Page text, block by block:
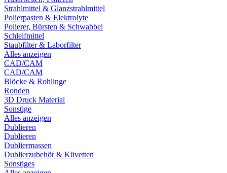
Strahlmittel & Glanzstrahlmittel
Polierpasten & Elektrolyte
Polierer, Bürsten & Schwabbel
Schleifmittel
Staubfilter & Laborfilter
Alles anzeigen
CAD/CAM
CAD/CAM
Blöcke & Rohlinge
Ronden
3D Druck Material
Sonstige
Alles anzeigen
Dublieren
Dublieren
Dubliermassen
Dublierzubehör & Küvetten
Sonstiges